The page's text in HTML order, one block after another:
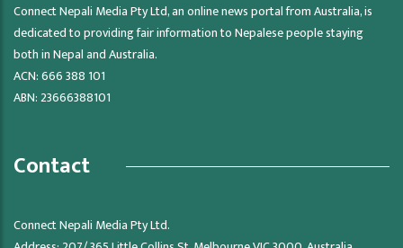
Connect Nepali Media Pty Ltd, an online news portal from Australia, is
dedicated to providing fair information to Nepalese people staying
both in Nepal and Australia.
ACN: 666 388 101
ABN: 23666388101
Contact
Connect Nepali Media Pty Ltd.